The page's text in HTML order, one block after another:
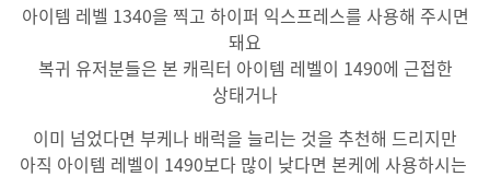
아이템 레벨 1340을 찍고 하이퍼 익스프레스를 사용해 주시면
돼요
복귀 유저분들은 본 캐릭터 아이템 레벨이 1490에 근접한
상태거나
이미 넘었다면 부케나 배럭을 늘리는 것을 추천해 드리지만
아직 아이템 레벨이 1490보다 많이 낮다면 본케에 사용하시는